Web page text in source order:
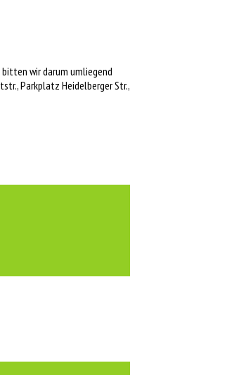
wir darum umliegend
Parkplatz Heidelberger Str.,